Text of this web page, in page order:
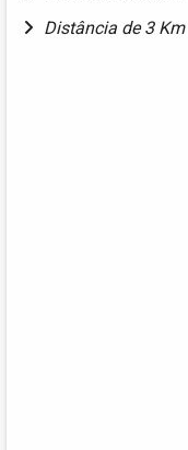
Distância de 3 Km